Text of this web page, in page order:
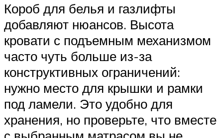
Короб для белья и газлифты
добавляют нюансов. Высота
кровати с подъемным механизмом
часто чуть больше из-за
конструктивных ограничений:
нужно место для крышки и рамки
под ламели. Это удобно для
хранения, но проверьте, что вместе